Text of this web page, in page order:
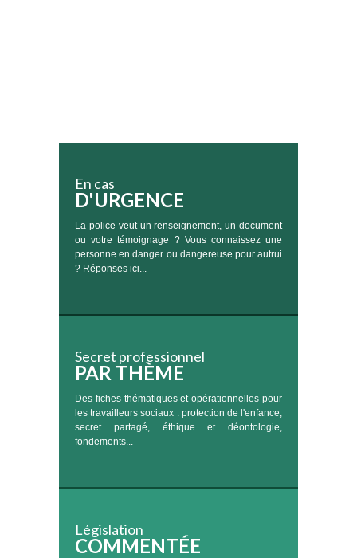
En cas
D'URGENCE
La police veut un renseignement, un document
ou votre témoignage ? Vous connaissez une
personne en danger ou dangereuse pour autrui
? Réponses ici...
Secret professionnel
PAR THÈME
Des fiches thématiques et opérationnelles pour
les travailleurs sociaux : protection de l'enfance,
secret partagé, éthique et déontologie,
fondements...
Législation
COMMENTÉE